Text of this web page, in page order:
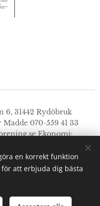
31442 Rydöbruk
070-559 41 33
Ekonomi:
123 188 14 73.
849201-4470.
rättigheter reserverade.
en korrekt funktion
att erbjuda dig bästa